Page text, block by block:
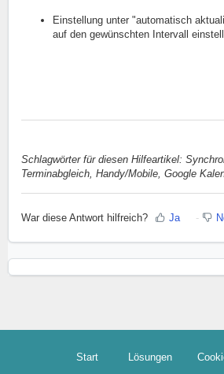
Einstellung unter "automatisch
auf den gewünschten Intervall
Schlagwörter für diesen Hilfeartikel:
Terminabgleich, Handy/Mobile, Google
War diese Antwort hilfreich? Ja
Start Lösungen